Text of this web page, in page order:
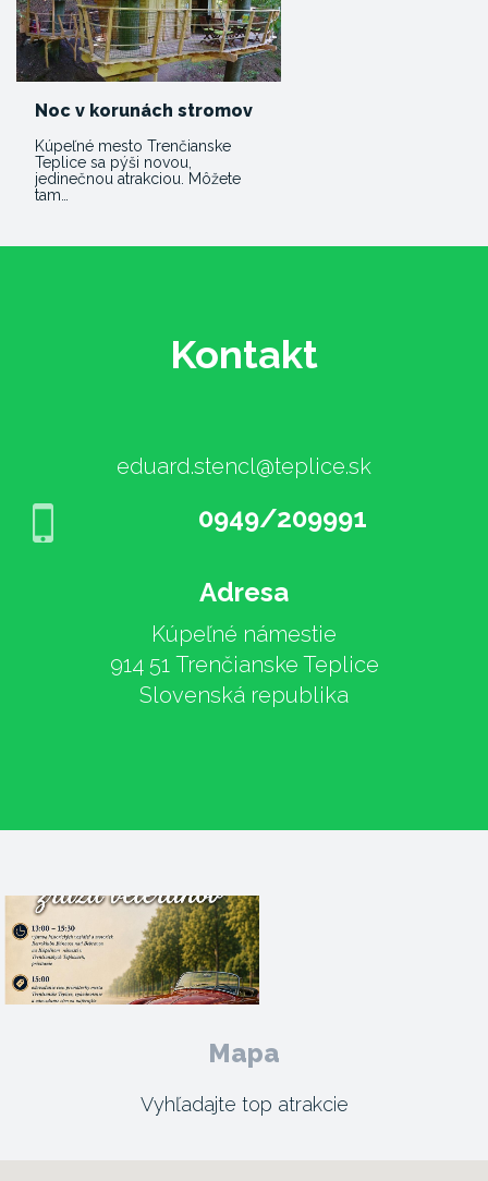
Noc v korunách stromov
Kúpeľné mesto Trenčianske
Teplice sa pýši novou,
jedinečnou atrakciou. Môžete
tam…
Kontakt
eduard.stencl@teplice.sk
0949/209991
Adresa
Kúpeľné námestie
914 51 Trenčianske Teplice
Slovenská republika
Mapa
Vyhľadajte top atrakcie